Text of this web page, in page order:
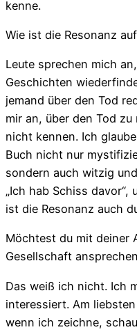
kenne.
Wie ist die Resonanz
Leute sprechen mich
Geschichten
jemand über den Tod
mir an, über den Tod
nicht kennen. Ich
Buch nicht nur
sondern auch witzig
„Ich hab Schiss davor“,
ist die Resonanz auch
Möchtest du mit deiner
Gesellschaft
Das weiß ich nicht. Ich
interessiert. Am
wenn ich zeichne,